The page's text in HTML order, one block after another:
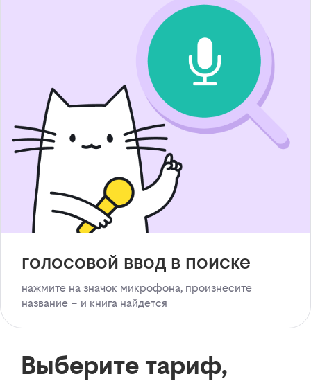
голосовой ввод в поиске
нажмите на значок микрофона, произнесите
название – и книга найдется
Выберите тариф,